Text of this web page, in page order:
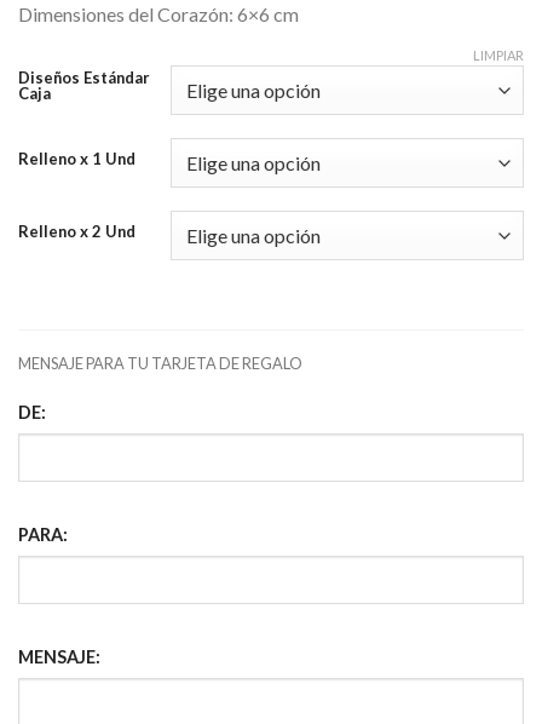
Dimensiones del Corazón: 6×6 cm
Diseños Estándar
Caja
Relleno x 1 Und
Relleno x 2 Und
LIMPIAR
MENSAJE PARA TU TARJETA DE REGALO
DE:
PARA:
MENSAJE: